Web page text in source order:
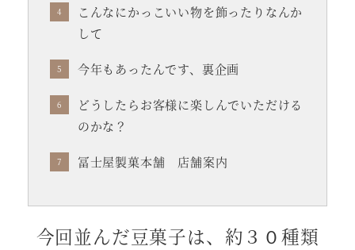
こんなにかっこいい物を飾ったりなんか
して
今年もあったんです、裏企画
どうしたらお客様に楽しんでいただける
のかな？
冨士屋製菓本舗 店舗案内
今回並んだ豆菓子は、約３０種類